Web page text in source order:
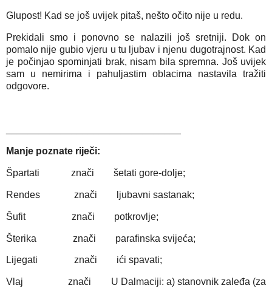
Glupost! Kad se još uvijek pitaš, nešto očito nije u redu.
Prekidali smo i ponovno se nalazili još sretniji. Dok on
pomalo nije gubio vjeru u tu ljubav i njenu dugotrajnost. Kad
je počinjao spominjati brak, nisam bila spremna. Još uvijek
sam u nemirima i pahuljastim oblacima nastavila tražiti
odgovore.
Manje poznate riječi:
Špartati znači šetati gore-dolje;
Rendes znači ljubavni sastanak;
Šufit znači potkrovlje;
Šterika znači parafinska svijeća;
Lijegati znači ići spavati;
Vlaj znači U Dalmaciji: a) stanovnik zaleđa (za